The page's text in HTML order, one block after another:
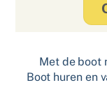
Met de boot
Boot huren en